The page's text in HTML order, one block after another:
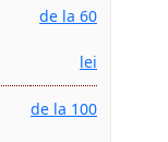
de la 60
lei
de la 100